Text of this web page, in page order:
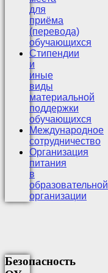
для
приёма
(перевода)
обучающихся
Стипендии
и
иные
виды
материальной
поддержки
обучающихся
Международное
сотрудничество
Организация
питания
в
образовательной
организации
Безопасность